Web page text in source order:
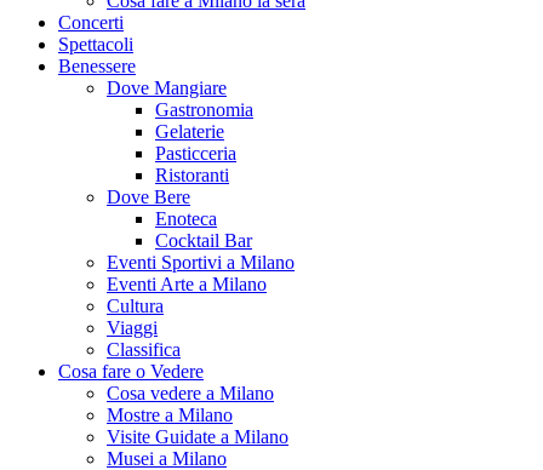
Concerti
Spettacoli
Benessere
Dove Mangiare
Gastronomia
Gelaterie
Pasticceria
Ristoranti
Dove Bere
Enoteca
Cocktail Bar
Eventi Sportivi a Milano
Eventi Arte a Milano
Cultura
Viaggi
Classifica
Cosa fare o Vedere
Cosa vedere a Milano
Mostre a Milano
Visite Guidate a Milano
Musei a Milano